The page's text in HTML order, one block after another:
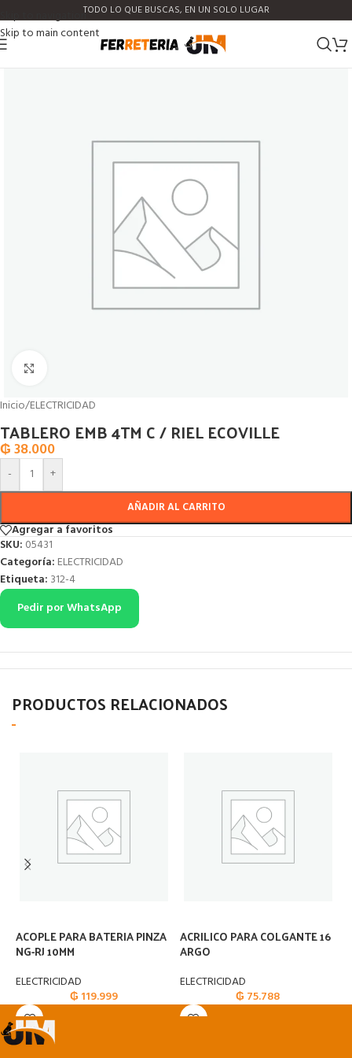
Skip to navigation
Skip to main content
TODO LO QUE BUSCAS, EN UN SOLO LUGAR
Inicio/ELECTRICIDAD
TABLERO EMB 4TM C / RIEL ECOVILLE
₲38.000
- +
AÑADIR AL CARRITO
Agregar a favoritos
SKU: 05431
Categoría: ELECTRICIDAD
Etiqueta: 312-4
Pedir por WhatsApp
PRODUCTOS RELACIONADOS
ACOPLE PARA BATERIA PINZA
NG-RJ 10MM
ELECTRICIDAD
₲ 119.999
ACRILICO PARA COLGANTE 16
ARGO
ELECTRICIDAD
₲ 75.788